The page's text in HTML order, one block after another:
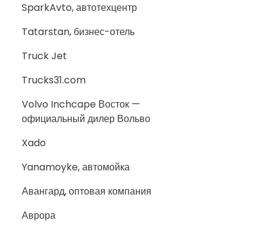
SparkAvto, автотехцентр
Tatarstan, бизнес-отель
Truck Jet
Trucks31.com
Volvo Inchcape Восток —
официальный дилер Вольво
Xado
Yanamoyke, автомойка
Авангард, оптовая компания
Аврора